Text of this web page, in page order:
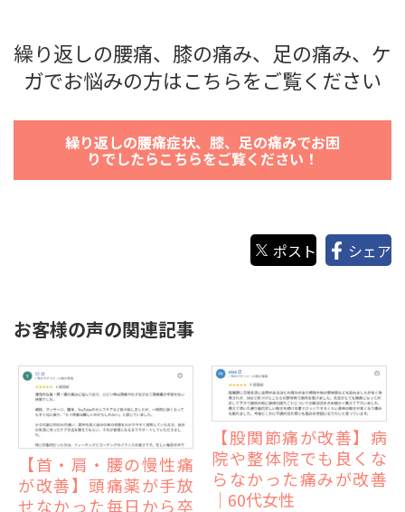
繰り返しの腰痛、膝の痛み、足の痛み、ケ
ガでお悩みの方はこちらをご覧ください
繰り返しの腰痛症状、膝、足の痛みでお困
りでしたらこちらをご覧ください！
ポスト シェア
お客様の声の関連記事
【首・肩・腰の慢性痛
が改善】頭痛薬が手放
せなかった毎日から卒
【股関節痛が改善】病
院や整体院でも良くな
らなかった痛みが改善
｜60代女性